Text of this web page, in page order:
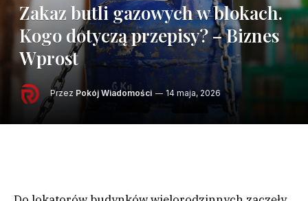
Zakaz butli gazowych w blokach.
Kogo dotyczą przepisy? – Biznes
Wprost
Przez Pokój Wiadomości 14 maja, 2026